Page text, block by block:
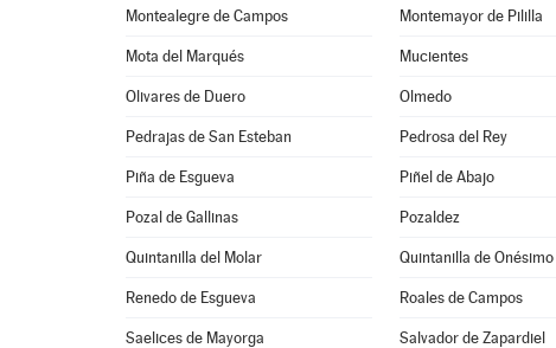
Montealegre de Campos Montemayor de Pililla
Mota del Marqués Mucientes
Olivares de Duero Olmedo
Pedrajas de San Esteban Pedrosa del Rey
Piña de Esgueva Piñel de Abajo
Pozal de Gallinas Pozaldez
Quintanilla del Molar Quintanilla de Onésimo
Renedo de Esgueva Roales de Campos
Saelices de Mayorga Salvador de Zapardiel